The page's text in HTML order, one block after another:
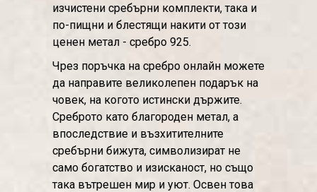
изчистени сребърни комплекти, така и
по-пищни и блестящи накити от този
ценен метал - сребро 925.
Чрез поръчка на сребро онлайн можете
да направите великолепен подарък на
човек, на когото истински държите.
Среброто като благороден метал, а
впоследствие и възхитителните
сребърни бижута, символизират не
само богатство и изисканост, но също
така вътрешен мир и уют. Освен това